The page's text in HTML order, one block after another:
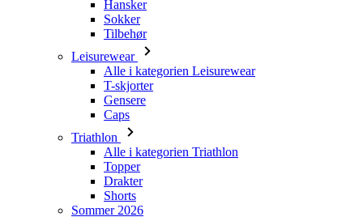
T-skjorter
Gensere
Triathlon
Alle i kategorien Triathlon
Topper
Drakter
Shorts
Sommer 2026
Team-replikker
Begrensede utgaver
Salg
Gavekort